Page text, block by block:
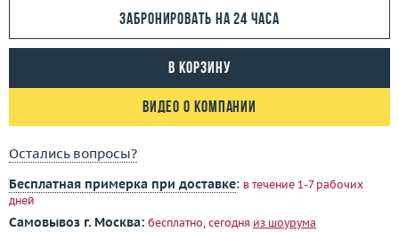
Забронировать на 24 часа
В корзину
Видео о компании
Остались вопросы?
Бесплатная примерка при доставке: в течение 1-7 рабочих
дней
Самовывоз г. Москва: бесплатно, сегодня из шоурума